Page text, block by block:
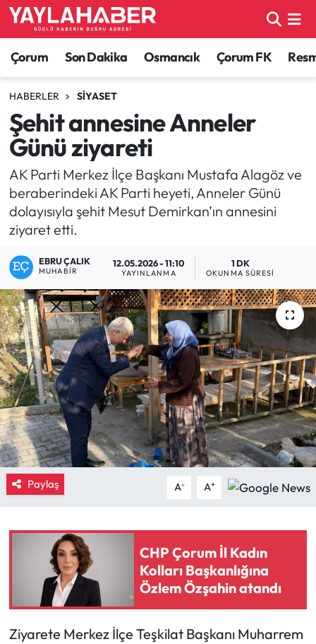
Çorum Son Dakika Osmancık Çorum FK
HABERLER SIYASET
Şehit annesine Anneler
Günü ziyareti
AK Parti Merkez İlçe Başkanı Mustafa Alagöz ve
beraberindeki AK Parti heyeti, Anneler Günü
dolayısıyla şehit Mesut Demirkan’ın annesini
ziyaret etti.
EBRU ÇALIK
MUHABIR
12.05.2026 - 11:10
YAYINLANMA
1 DK
OKUNMA SÜRESI
Paylaş A- A+
CHP Çorum İl Kadın
Kolları Başkanlığına
Özlem Özşahin atandı
Ziyarete Merkez İlçe Teşkilat Başkanı Muharrem
Alaca Haberleri
Bayat Haberleri
Bilgi - Keşfet Haberleri
Bilim ve Teknoloji
Boğazkale Haberleri
Çorum Haberleri
Çorum Son Dakika Haberleri
Dodurga Haberleri
Eğitim
Ekonomi
Güncel
İskilip Haberleri
Kargı Haberleri
Kültür Sanat
Laçin Haberleri
Magazin
Çorum Nöbetçi Eczaneler
Çorum Hava Durumu
Çorum Namaz Vakitleri
Çorum Trafik Yoğunluk Haritası
TFF 1.Lig Puan Durumu ve Fikstür
Tüm Manşetler
Son Dakika Haberleri
Haber Arşivi